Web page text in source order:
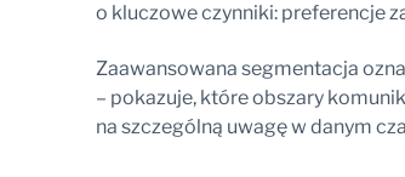
o kluczowe czynniki: preferencje
Zaawansowana segmentacja
– pokazuje, które obszary
na szczególną uwagę w danym